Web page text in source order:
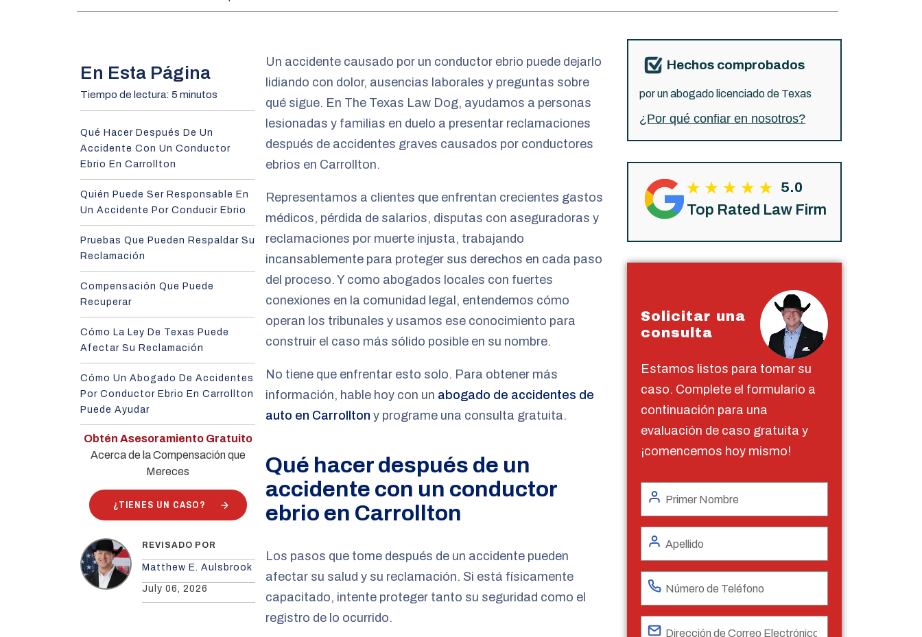
m
En Esta Página
Tiempo de lectura: 5 minutos
Qué Hacer Después De Un
Accidente Con Un Conductor
Ebrio En Carrollton
Quién Puede Ser Responsable En
Un Accidente Por Conducir Ebrio
Pruebas Que Pueden Respaldar Su
Reclamación
Compensación Que Puede
Recuperar
Cómo La Ley De Texas Puede
Afectar Su Reclamación
Cómo Un Abogado De Accidentes
Por Conductor Ebrio En Carrollton
Puede Ayudar
Obtén Asesoramiento Gratuito
Acerca de la Compensación que
Mereces
¿TIENES UN CASO?
REVISADO POR
Matthew E. Aulsbrook
July 06, 2026
Un accidente causado por un conductor ebrio puede dejarlo
lidiando con dolor, ausencias laborales y preguntas sobre
qué sigue. En The Texas Law Dog, ayudamos a personas
lesionadas y familias en duelo a presentar reclamaciones
después de accidentes graves causados por conductores
ebrios en Carrollton.
Representamos a clientes que enfrentan crecientes gastos
médicos, pérdida de salarios, disputas con aseguradoras y
reclamaciones por muerte injusta, trabajando
incansablemente para proteger sus derechos en cada paso
del proceso. Y como abogados locales con fuertes
conexiones en la comunidad legal, entendemos cómo
operan los tribunales y usamos ese conocimiento para
construir el caso más sólido posible en su nombre.
No tiene que enfrentar esto solo. Para obtener más
información, hable hoy con un abogado de accidentes de
auto en Carrollton y programe una consulta gratuita.
Qué hacer después de un
accidente con un conductor
ebrio en Carrollton
Los pasos que tome después de un accidente pueden
afectar su salud y su reclamación. Si está físicamente
capacitado, intente proteger tanto su seguridad como el
registro de lo ocurrido.
Hechos comprobados
por un abogado licenciado de Texas
¿Por qué confiar en nosotros?
5.0
Top Rated Law Firm
Solicitar una
consulta
Estamos listos para tomar su
caso. Complete el formulario a
continuación para una
evaluación de caso gratuita y
¡comencemos hoy mismo!